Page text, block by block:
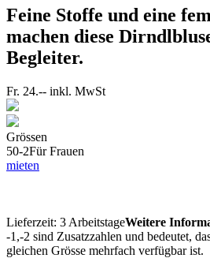
Feine Stoffe und eine
machen diese
Begleiter.
Fr. 24.-- inkl. MwSt
Grössen
50-2Für Frauen
mieten
Lieferzeit: 3 ArbeitstageWeitere
-1,-2 sind Zusatzzahlen und bedeutet,
gleichen Grösse mehrfach verfügbar ist.